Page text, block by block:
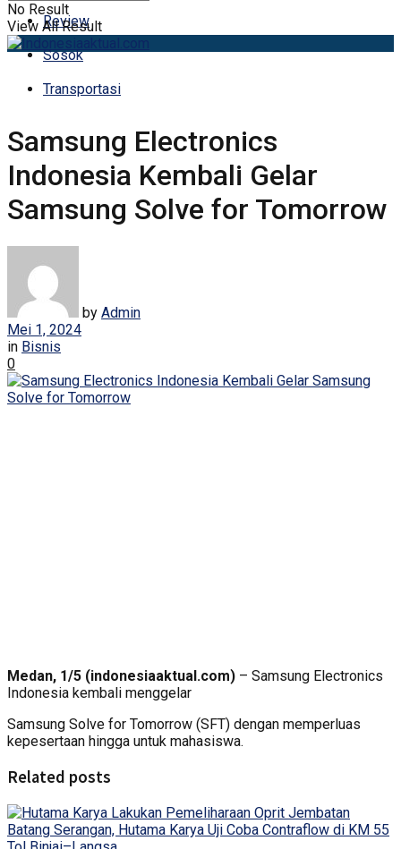
Review
Sosok
Transportasi
No Result
View All Result
Samsung Electronics
Indonesia Kembali Gelar
Samsung Solve for Tomorrow
by Admin
Mei 1, 2024
in Bisnis
0
Medan, 1/5 (indonesiaaktual.com) – Samsung Electronics
Indonesia kembali menggelar
Samsung Solve for Tomorrow (SFT) dengan memperluas
kepesertaan hingga untuk mahasiswa.
Related posts